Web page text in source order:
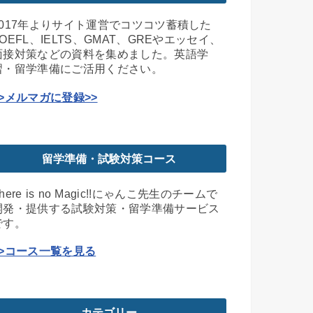
年よりサイト運営でコツコツ蓄積した
、IELTS、GMAT、GREやエッセイ、
接対策などの資料を集めました。英語学
・留学準備にご活用ください。
メルマガに登録>>
留学準備・試験対策コース
is no Magic!!にゃんこ先生のチームで
発・提供する試験対策・留学準備サービス
。
コース一覧を見る